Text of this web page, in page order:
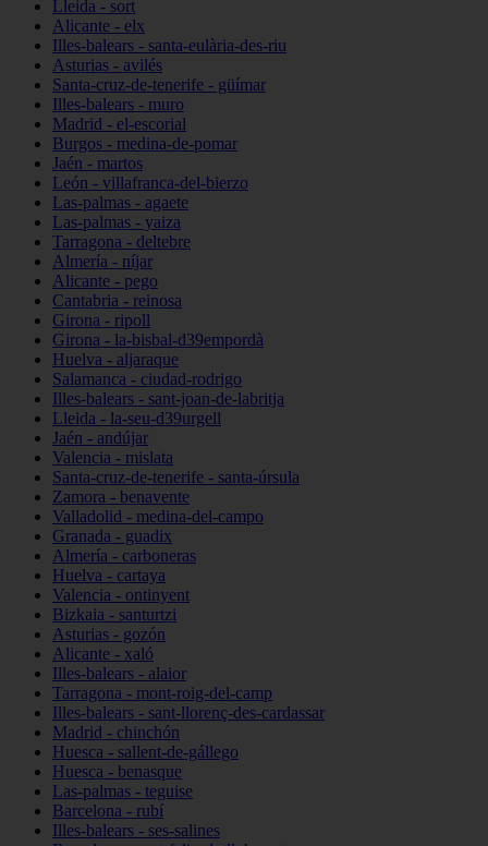
Lleida - sort
Alicante - elx
Illes-balears - santa-eulària-des-riu
Asturias - avilés
Santa-cruz-de-tenerife - güímar
Illes-balears - muro
Madrid - el-escorial
Burgos - medina-de-pomar
Jaén - martos
León - villafranca-del-bierzo
Las-palmas - agaete
Las-palmas - yaiza
Tarragona - deltebre
Almería - níjar
Alicante - pego
Cantabria - reinosa
Girona - ripoll
Girona - la-bisbal-d39empordà
Huelva - aljaraque
Salamanca - ciudad-rodrigo
Illes-balears - sant-joan-de-labritja
Lleida - la-seu-d39urgell
Jaén - andújar
Valencia - mislata
Santa-cruz-de-tenerife - santa-úrsula
Zamora - benavente
Valladolid - medina-del-campo
Granada - guadix
Almería - carboneras
Huelva - cartaya
Valencia - ontinyent
Bizkaia - santurtzi
Asturias - gozón
Alicante - xaló
Illes-balears - alaior
Tarragona - mont-roig-del-camp
Illes-balears - sant-llorenç-des-cardassar
Madrid - chinchón
Huesca - sallent-de-gállego
Huesca - benasque
Las-palmas - teguise
Barcelona - rubí
Illes-balears - ses-salines